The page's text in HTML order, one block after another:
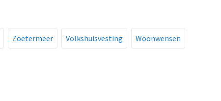
Zoetermeer Volkshuisvesting Woonwensen